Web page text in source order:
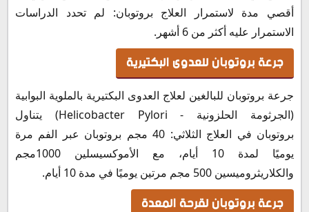
أقصي مدة لاستمرار العلاج بروتوبان: لم تحدد الدراسات
الاستمرار عليه أكثر من 6 أشهر.
جرعة بروتوبان للعدوى البكتيرية
جرعة بروتوبان للبالغين لعلاج العدوى البكتيرية بالملوية البوابية
(الجرثومة الحلزونية - Helicobacter Pylori) يتناول
بروتوبان في العلاج الثلاثي: 40 مجم بروتوبان عبر الفم مرة
يوميًا لمدة 10 أيام، مع الأموكسيسلين 1000مجم
والكلاريثروميسين 500 مجم مرتين يوميًا في مدة 10 أيام.
جرعة بروتوبان لقرحة المعدة